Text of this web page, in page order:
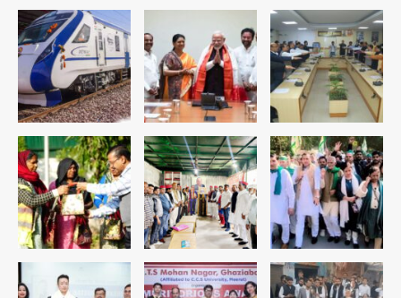
5
रोहित चौधरी गैंग का कुख्यात बदमाश राजस्थान
से गिरफ्तार
Team JHJ
1
पुरा महादेव से बेटियों के स्वास्थ्य और सुरक्षा का
संदेश
Team JHJ
2
अब पहला स्थान हासिल करना लक्ष्य: डीएम
Team JHJ